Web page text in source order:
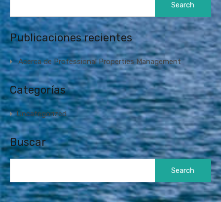
Publicaciones recientes
Acerca de Professional Properties Management
Categorías
Uncategorized
Buscar